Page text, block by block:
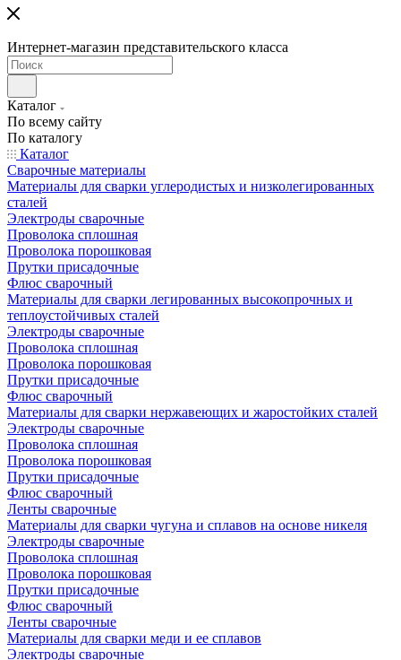
Интернет-магазин представительского класса
Каталог
По всему сайту
По каталогу
Каталог
Сварочные материалы
Материалы для сварки углеродистых и низколегированных
сталей
Электроды сварочные
Проволока сплошная
Проволока порошковая
Прутки присадочные
Флюс сварочный
Материалы для сварки легированных высокопрочных и
теплоустойчивых сталей
Электроды сварочные
Проволока сплошная
Проволока порошковая
Прутки присадочные
Флюс сварочный
Материалы для сварки нержавеющих и жаростойких сталей
Электроды сварочные
Проволока сплошная
Проволока порошковая
Прутки присадочные
Флюс сварочный
Ленты сварочные
Материалы для сварки чугуна и сплавов на основе никеля
Электроды сварочные
Проволока сплошная
Проволока порошковая
Прутки присадочные
Флюс сварочный
Ленты сварочные
Материалы для сварки меди и ее сплавов
Электроды сварочные